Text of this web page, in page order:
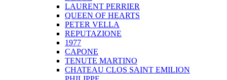
LAURENT PERRIER
QUEEN OF HEARTS
PETER VELLA
REPUTAZIONE
1977
CAPONE
TENUTE MARTINO
CHATEAU CLOS SAINT EMILION